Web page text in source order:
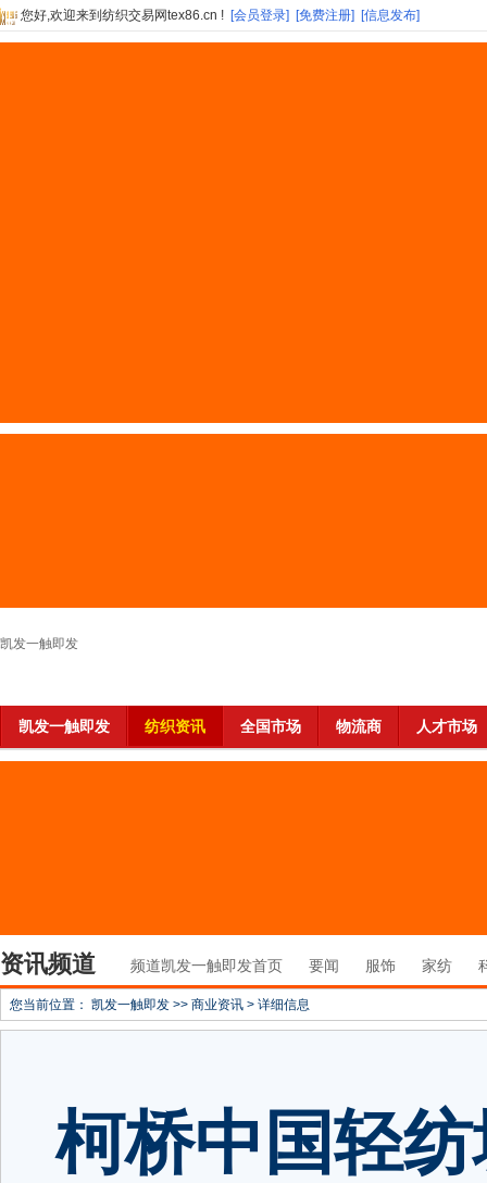
您好,欢迎来到纺织交易网tex86.cn ! [会员登录] [免费注册] [信息发布]
凯发一触即发
凯发一触即发 纺织资讯 全国市场 物流商 人才市场
资讯频道 频道凯发一触即发首页 要闻 服饰 家纺
您当前位置： 凯发一触即发 >> 商业资讯 > 详细信息
柯桥中国轻